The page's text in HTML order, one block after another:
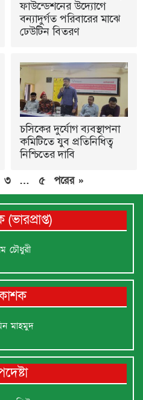
ফাউন্ডেশনের উদ্যোগে
বন্যাদুর্গত পরিবারের মাঝে
ঢেউটিন বিতরণ
চসিকের দুর্যোগ ব্যবস্থাপনা
কমিটিতে যুব প্রতিনিধিত্ব
নিশ্চিতের দাবি
৩ … ৫ পরের »
চৌধুরী
মাহমুদ